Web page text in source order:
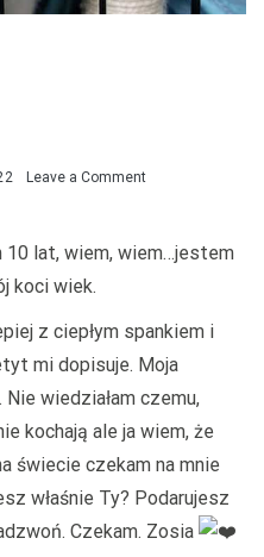
Leave a Commenton
10 lat, wiem, wiem…jestem
koci wiek.
z ciepłym spankiem i
mi dopisuje. Moja
Nie wiedziałam czemu,
kochają ale ja wiem, że
świecie czekam na mnie
właśnie Ty? Podarujesz
Czekam. Zosia